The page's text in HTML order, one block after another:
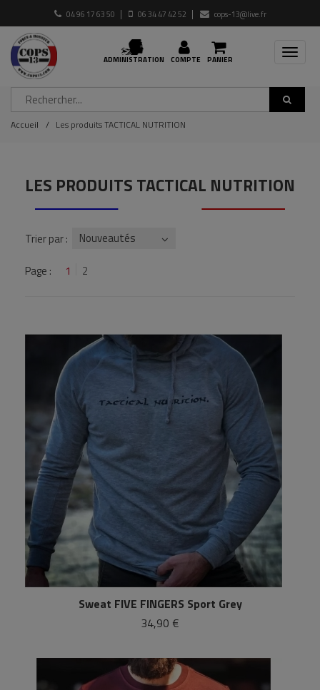
04 96 17 63 50 06 34 47 42 52 cops-13@live.fr
PANIER
COMPTE
ADMINISTRATION
Toggle
Accueil Les produits TACTICAL NUTRITION
LES PRODUITS TACTICAL NUTRITION
Trier par :
Nouveautés
Page :
1 2
Sweat FIVE FINGERS Sport Grey
34,90 €